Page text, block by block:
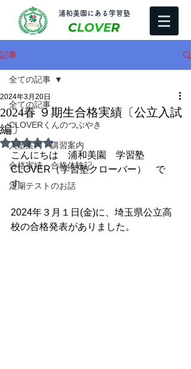
​浦和美園にある学習塾
CLOVER
記事
全ての記事
CLOVERくんのつぶやき
入塾案内・講習案内
合格実績・合格体験記
定期テストのお話
全ての記事
2024春 ９期生合格実績〔公立入試
編〕
2024年3月20日
5つ星のうちNaNと評価されています。
こんにちは　浦和美園　学習塾
CLOVER（学習塾クローバー）　で
す。
2024年３月１日(金)に、埼玉県公立高
校の合格発表がありました。